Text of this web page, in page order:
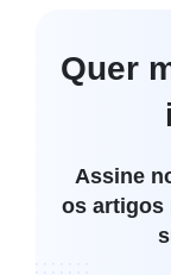
Quer
Assine
os artigos